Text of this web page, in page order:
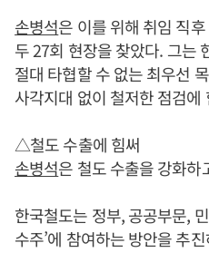
손병석은 이를 위해 취임 직
두 27회 현장을 찾았다. 그는
절대 타협할 수 없는 최우선
사각지대 없이 철저한 점검에
△철도 수출에 힘써
손병석은 철도 수출을 강화하
한국철도는 정부, 공공부문,
수주’에 참여하는 방안을 추